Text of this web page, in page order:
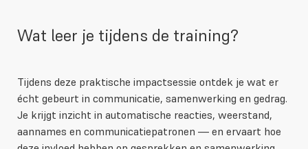
Wat leer je tijdens de training?
Tijdens deze praktische impactsessie ontdek je wat er
écht gebeurt in communicatie, samenwerking en gedrag.
Je krijgt inzicht in automatische reacties, weerstand,
aannames en communicatiepatronen — en ervaart hoe